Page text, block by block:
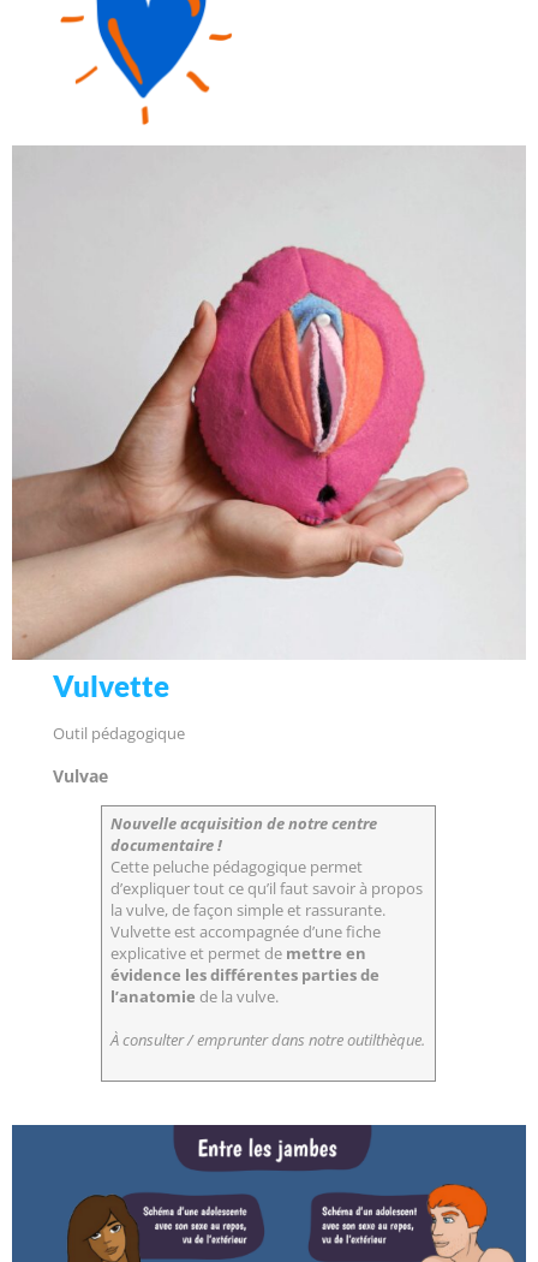
Vulvette
Outil pédagogique
Vulvae
Nouvelle acquisition de notre centre
documentaire !
Cette peluche pédagogique permet
d’expliquer tout ce qu’il faut savoir à propos
la vulve, de façon simple et rassurante.
Vulvette est accompagnée d’une fiche
explicative et permet de mettre en
évidence les différentes parties de
l’anatomie de la vulve.
À consulter / emprunter dans notre outilthèque.